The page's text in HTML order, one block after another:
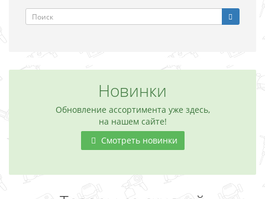
Новинки
Обновление ассортимента уже здесь,
на нашем сайте!
Смотреть новинки